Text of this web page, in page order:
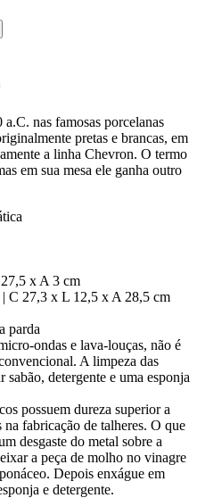
nas famosas porcelanas
pretas e brancas, em
a linha Chevron. O termo
em sua mesa ele ganha outro
x A 3 cm
| C 27,3 x L 12,5 x A 28,5 cm
parda
ondas e lava-louças, não é
A limpeza das
detergente e uma esponja
possuem dureza superior a
fabricação de talheres. O que
desgaste do metal sobre a
a peça de molho no vinagre
Depois enxágue em
e detergente.